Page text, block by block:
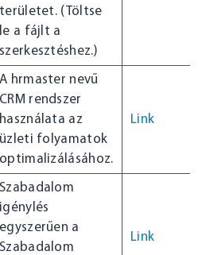
területet. (Töltse
le a fájlt a
szerkesztéshez.)
A hrmaster nevű
CRM rendszer
használata az
üzleti folyamatok
optimalizálásához.
Link
Szabadalom
igénylés
egyszerűen a
Szabadalom
Link